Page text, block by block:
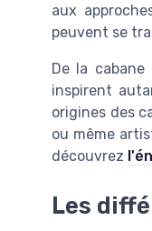
aux
peuvent se
De la
inspirent
origines des
ou même
découvrez
Les